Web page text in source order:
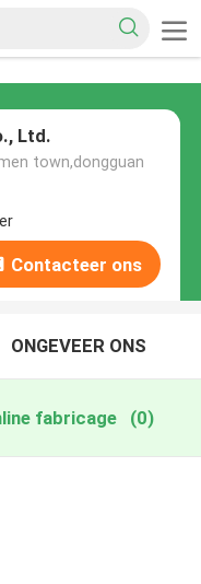
Ltd.
town,dongguan
Contacteer ons
ONGEVEER ONS
fabricage (0)